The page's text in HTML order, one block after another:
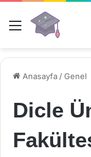
Menü
Anasayfa /Genel
Dicle